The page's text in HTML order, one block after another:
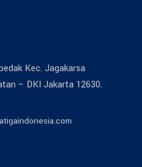
Kec. Jagakarsa
– DKI Jakarta 12630.